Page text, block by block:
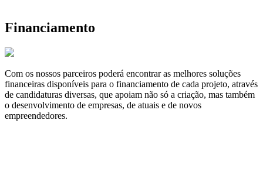
Financiamento
Com os nossos parceiros poderá encontrar as melhores soluções
financeiras disponíveis para o financiamento de cada projeto, através
de candidaturas diversas, que apoiam não só a criação, mas também
o desenvolvimento de empresas, de atuais e de novos
empreendedores.